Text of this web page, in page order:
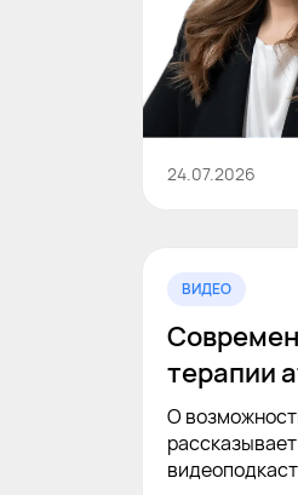
24.07.2026
ВИДЕО
терапии
О